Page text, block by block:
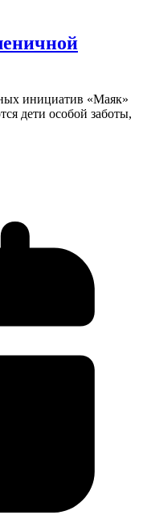
инициатив «Маяк»
дети особой заботы,